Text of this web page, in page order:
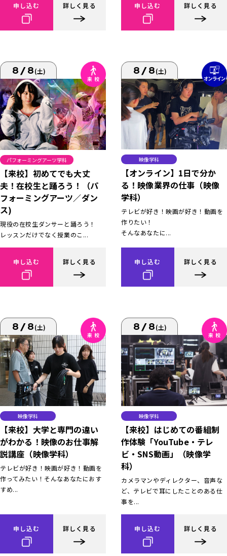
申し込む 詳しく見る 申し込む 詳しく見る
8/8(土)
パフォーミングアーツ学科
【来校】初めてでも大丈
夫！在校生と踊ろう！（パ
フォーミングアーツ／ダン
ス)
現役の在校生ダンサーと踊ろう！
レッスンだけでなく授業のこ...
申し込む 詳しく見る
8/8(土)
映像学科
【オンライン】1日で分か
る！映像業界の仕事（映像
学科）
テレビが好き！映画が好き！動画を
作りたい！
そんなあなたに...
申し込む 詳しく見る
8/8(土)
映像学科
【来校】大学と専門の違い
がわかる！映像のお仕事解
説講座（映像学科）
テレビが好き！映画が好き！動画を
作ってみたい！そんなあなたにおす
すめ...
申し込む 詳しく見る
8/8(土)
映像学科
【来校】はじめての番組制
作体験「YouTube・テレ
ビ・SNS動画」（映像学
科）
カメラマンやディレクター、音声な
ど、テレビで耳にしたことのある仕
事を...
申し込む 詳しく見る